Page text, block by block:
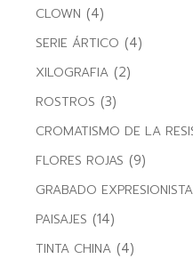
CLOWN (4)
SERIE ÁRTICO (4)
XILOGRAFIA (2)
ROSTROS (3)
CROMATISMO DE LA
FLORES ROJAS (9)
GRABADO
PAISAJES (14)
TINTA CHINA (4)